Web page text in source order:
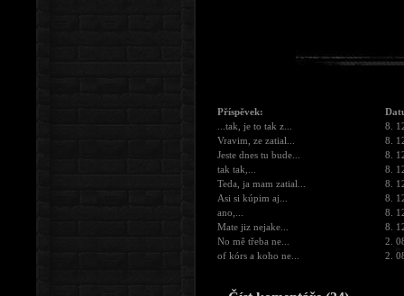
Příspěvek:
...tak, je to tak z...
8.
Vravim, ze zatial...
8.
Jeste dnes tu bude...
8.
tak tak,...
8.
Teda, ja mam zatial...
8.
Asi si kúpim aj...
8.
ano,...
8.
Mate jiz nejake...
8.
No mě třeba ne...
2.
of kórs a koho ne...
2.